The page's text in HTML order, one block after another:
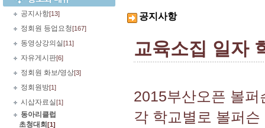
공지사항[13]
정회원 등업요청[167]
동영상강의실[11]
자유게시판[6]
정회원 화보/영상[3]
정회원방[1]
시삽자료실[1]
동아리클럽
초청대회 [1]
공지사항
교육소집 일자
2015부산오픈 볼
각 학교별로 볼퍼